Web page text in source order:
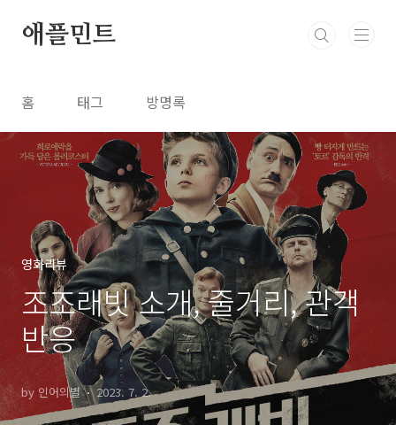
애플민트
홈 태그 방명록
영화리뷰
조조래빗 소개, 줄거리, 관객
반응
by 인어의별 2023. 7. 2.